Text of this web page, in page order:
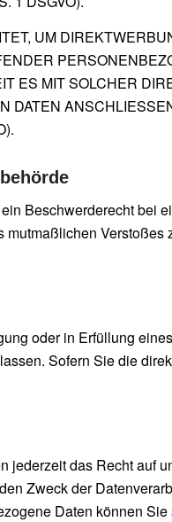
UM
ES MIT SOLCHER
Beschwerderecht bei
oder in Erfüllung
Sofern Sie die
das Recht auf
Zweck der
Daten können